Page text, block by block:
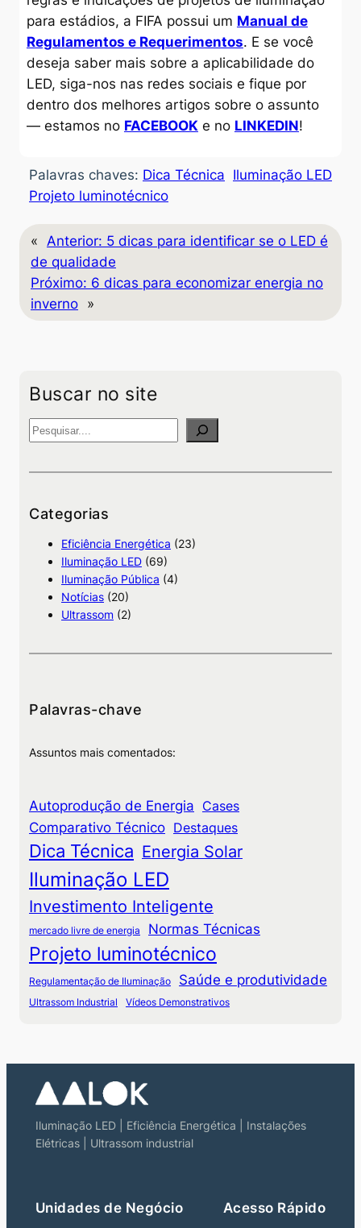
para estádios, a FIFA possui um Manual de
Regulamentos eRequerimentos. E se você
deseja saber mais sobre a aplicabilidade do
LED, siga-nos nas redes sociais e fique por
dentro dos melhores artigos sobre o assunto
— estamos no FACEBOOKe no LINKEDIN!
Palavras chaves: Dica Técnica Iluminação LED
Projeto luminotécnico
« Anterior: 5 dicas para identificar se o LED é
de qualidade
Próximo: 6 dicas para economizar energia no
inverno »
Buscar no site
P
s
u
Categorias
Eficiência Energética (23)
Iluminação LED (69)
Iluminação Pública (4)
Notícias (20)
Ultrassom (2)
Palavras-chave
Assuntos mais comentados:
Autoprodução de Energia Cases
Comparativo Técnico Destaques
Dica Técnica Energia Solar
Iluminação LED
Investimento Inteligente
mercado livre de energia Normas Técnicas
Projeto luminotécnico
Regulamentação de Iluminação Saúde e produtividade
Ultrassom Industrial Vídeos Demonstrativos
Iluminação LED | Eficiência Energética | Instalações
Elétricas | Ultrassom industrial
Unidades de Negócio
Acesso Rápido